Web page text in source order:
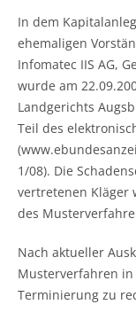
In dem
ehemaligen
Infomatec IIS AG,
wurde am
Landgerichts
Teil des
1/08). Die
vertretenen Kläger
des
Nach aktueller
Musterverfahren
Terminierung zu